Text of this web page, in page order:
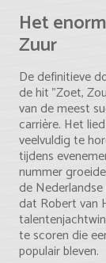
Het
Zuur
De definitieve
de hit "Zoet,
van de meest
carrière. Het
veelvuldig te
tijdens
nummer
de
dat Robert van
te scoren die
populair bleven.